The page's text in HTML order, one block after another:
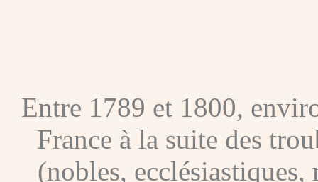
Entre 1789 et 1800,
France à la suite des
(nobles,